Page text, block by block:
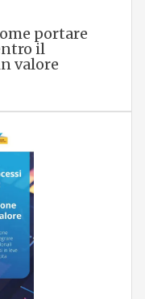
portare
il
valore